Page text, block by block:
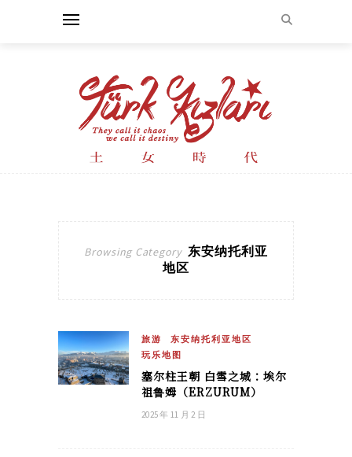
Browsing Category 东安纳托利亚
地区
旅游
东安纳托利亚地区
玩乐地图
塞尔柱王朝 白雪之城：埃尔
祖鲁姆（ERZURUM）
2025 年 11 月 2 日